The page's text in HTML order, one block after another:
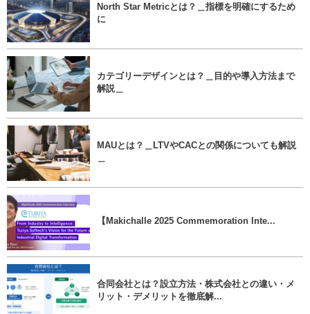
North Star Metricとは？＿指標を明確にするため
に
カテゴリーデザインとは？＿目的や導入方法まで
解説＿
MAUとは？＿LTVやCACとの関係についても解説
【Makichalle 2025 Commemoration Inte...
合同会社とは？設立方法・株式会社との違い・メ
リット・デメリットを徹底解...